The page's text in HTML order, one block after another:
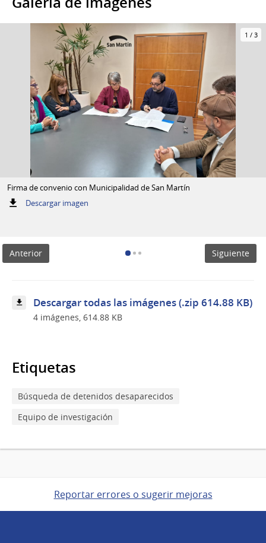
1 / 3
Firma de convenio con Municipalidad de San Martín
Descargar imagen:
Municipalidad
Anterior Siguiente
Descargar todas las imágenes (.zip 614.88 KB)
4 imágenes, 614.88 KB
Etiquetas
Búsqueda de detenidos desaparecidos
Equipo de investigación
Reportar errores o sugerir mejoras